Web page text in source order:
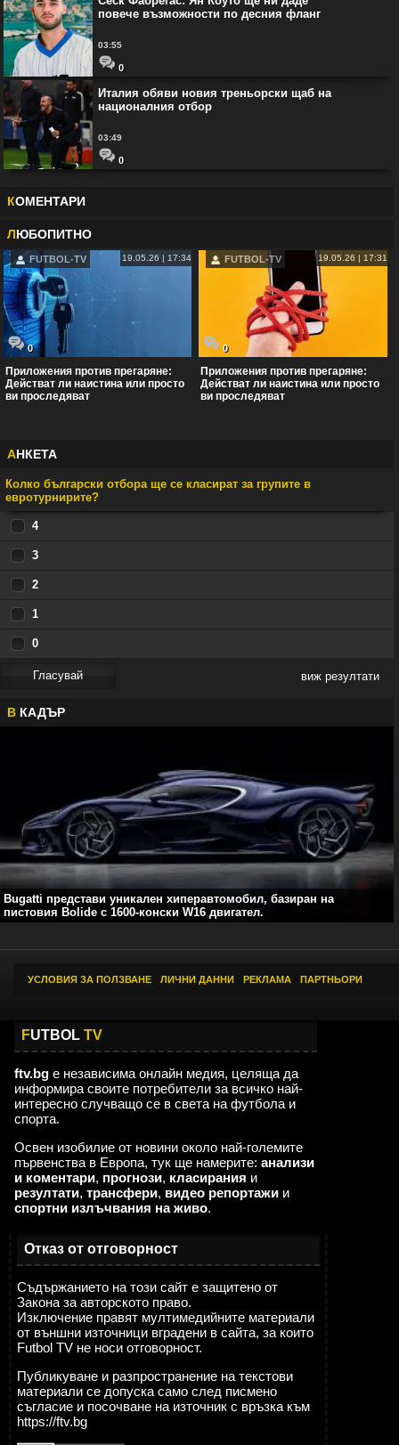
повече възможности по десния фланг
03:55
0
Италия обяви новия треньорски щаб на
националния отбор
03:49
0
КОМЕНТАРИ
ЛЮБОПИТНО
FUTBOL-TV 19.05.26 | 17:34
0
Приложения против прегаряне:
Действат ли наистина или просто
ви проследяват
FUTBOL-TV 19.05.26 | 17:31
0
Приложения против прегаряне:
Действат ли наистина или просто
ви проследяват
АНКЕТА
Колко български отбора ще се класират за групите в
евротурнирите?
4
3
2
1
0
виж резултати
В КАДЪР
Bugatti представи уникален хиперавтомобил, базиран на
пистовия Bolide с 1600-конски W16 двигател.
УСЛОВИЯ ЗА ПОЛЗВАНЕ ЛИЧНИ ДАННИ РЕКЛАМА ПАРТНЬОРИ
FUTBOL TV
ftv.bg е независима онлайн медия, целяща да
информира своите потребители за всичко най-
интересно случващо се в света на футбола и
спорта.
Освен изобилие от новини около най-големите
първенства в Европа, тук ще намерите: анализи
и коментари, прогнози, класирания и
резултати, трансфери, видео репортажи и
спортни излъчвания на живо.
Отказ от отговорност
Съдържанието на този сайт е защитено от
Закона за авторското право.
Изключение правят мултимедийните материали
от външни източници вградени в сайта, за които
Futbol TV не носи отговорност.
Публикуване и разпространение на текстови
материали се допуска само след писмено
съгласие и посочване на източник с връзка към
https://ftv.bg